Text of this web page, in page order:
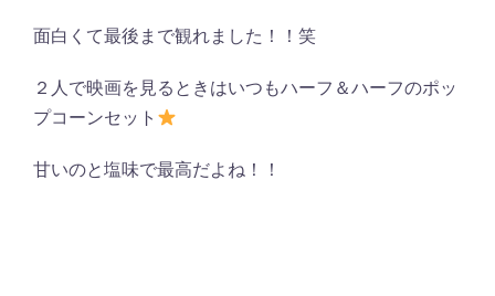
面白くて最後まで観れました！！笑
２人で映画を見るときはいつもハーフ＆ハーフのポッ
プコーンセット
甘いのと塩味で最高だよね！！